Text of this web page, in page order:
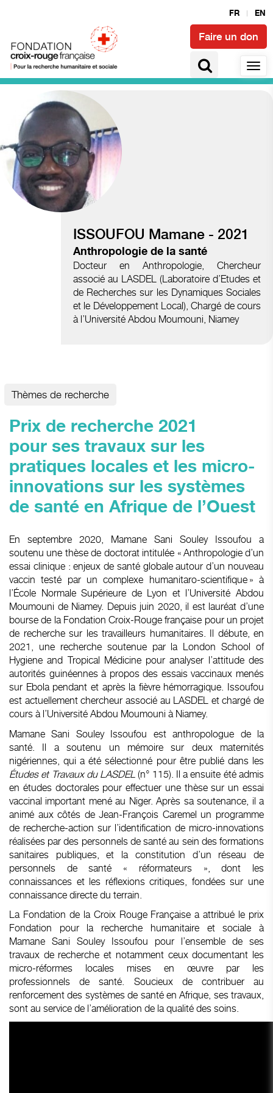
FR EN
Faire un don
Accès à la santé et épidémies
ISSOUFOU Mamane - 2021
Anthropologie de la santé
Docteur en Anthropologie, Chercheur
associé au LASDEL (Laboratoire d’Etudes et
de Recherches sur les Dynamiques Sociales
et le Développement Local), Chargé de cours
à l’Université Abdou Moumouni, Niamey
Thèmes de recherche
Prix de recherche 2021
pour ses travaux sur les
pratiques locales et les micro-
innovations sur les systèmes
de santé en Afrique de l’Ouest
En septembre 2020, Mamane Sani Souley Issoufou a
soutenu une thèse de doctorat intitulée « Anthropologie d’un
essai clinique : enjeux de santé globale autour d’un nouveau
vaccin testé par un complexe humanitaro-scientifique » à
l’École Normale Supérieure de Lyon et l’Université Abdou
Moumouni de Niamey. Depuis juin 2020, il est lauréat d’une
bourse de la Fondation Croix-Rouge française pour un projet
de recherche sur les travailleurs humanitaires. Il débute, en
2021, une recherche soutenue par la London School of
Hygiene and Tropical Médicine pour analyser l’attitude des
autorités guinéennes à propos des essais vaccinaux menés
sur Ebola pendant et après la fièvre hémorragique. Issoufou
est actuellement chercheur associé au LASDEL et chargé de
cours à l’Université Abdou Moumouni à Niamey.
Mamane Sani Souley Issoufou est anthropologue de la
santé. Il a soutenu un mémoire sur deux maternités
nigériennes, qui a été sélectionné pour être publié dans les
Études et Travaux du LASDEL (n° 115). Il a ensuite été admis
en études doctorales pour effectuer une thèse sur un essai
vaccinal important mené au Niger. Après sa soutenance, il a
animé aux côtés de Jean-François Caremel un programme
de recherche-action sur l’identification de micro-innovations
réalisées par des personnels de santé au sein des formations
sanitaires publiques, et la constitution d’un réseau de
personnels de santé « réformateurs », dont les
connaissances et les réflexions critiques, fondées sur une
connaissance directe du terrain.
La Fondation de la Croix Rouge Française a attribué le prix
Fondation pour la recherche humanitaire et sociale à
Mamane Sani Souley Issoufou pour l’ensemble de ses
travaux de recherche et notamment ceux documentant les
micro-réformes locales mises en œuvre par les
professionnels de santé. Soucieux de contribuer au
renforcement des systèmes de santé en Afrique, ses travaux,
sont au service de l’amélioration de la qualité des soins.